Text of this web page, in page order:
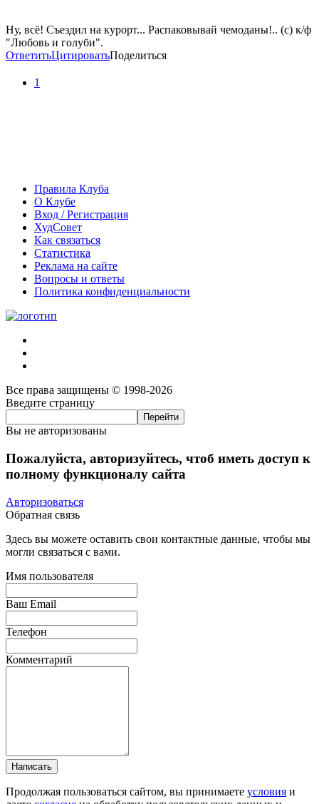
Ну, всё! Съездил на курорт... Распаковывай чемоданы!.. (с) к/ф
"Любовь и голуби".
ОтветитьЦитироватьПоделиться
1
Правила Клуба
О Клубе
Вход / Регистрация
ХудСовет
Как связаться
Статистика
Реклама на сайте
Вопросы и ответы
Политика конфиденциальности
Все права защищены © 1998-2026
Введите страницу
Вы не авторизованы
Пожалуйста, авторизуйтесь, чтоб иметь доступ к
полному функционалу сайта
Авторизоваться
Обратная связь
Здесь вы можете оставить свои контактные данные, чтобы мы
могли связаться с вами.
Имя пользователя
Ваш Email
Телефон
Комментарий
Написать
Продолжая пользоваться сайтом, вы принимаете условия и